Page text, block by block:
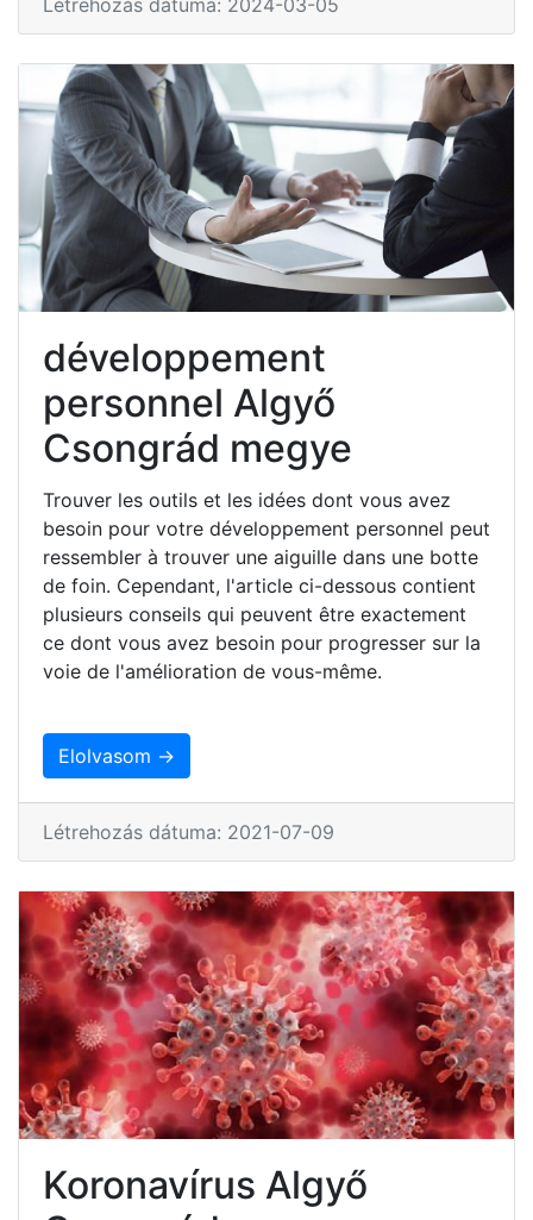
développement
personnel Algyő
Csongrád megye
Trouver les outils et les idées dont vous avez
besoin pour votre développement personnel peut
ressembler à trouver une aiguille dans une botte
de foin. Cependant, l'article ci-dessous contient
plusieurs conseils qui peuvent être exactement
ce dont vous avez besoin pour progresser sur la
voie de l'amélioration de vous-même.
Elolvasom →
Létrehozás dátuma: 2021-07-09
Koronavírus Algyő